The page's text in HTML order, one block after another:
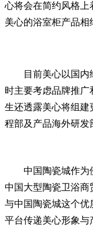
心将会在简约风格上
美心的浴室柜产品相
目前美心以国
时主要考虑品牌推
生还透露美心将组建
程部及产品海外研发
中国陶瓷城作为
中国大型陶瓷卫浴商
与中国陶瓷城这个优
平台传递美心形象与